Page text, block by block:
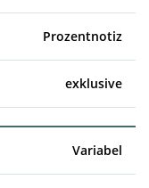
Prozentnotiz
exklusive
Variabel